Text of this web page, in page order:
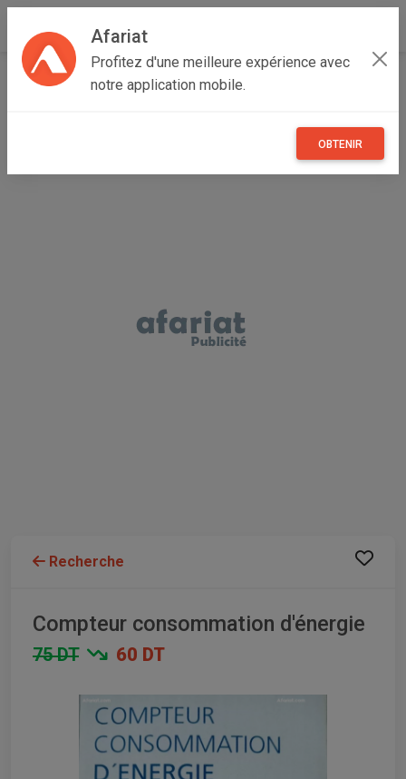
Afariat
Profitez d'une meilleure expérience avec
notre application mobile.
OBTENIR
Accueil Maisons et enfants Grand Tunis
Recherche
Compteur consommation d'énergie
75 DT 60 DT